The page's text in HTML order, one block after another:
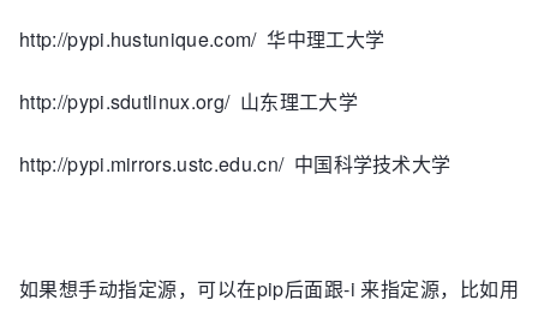
http://pypi.hustunique.com/ 华中理工大学
http://pypi.sdutlinux.org/ 山东理工大学
http://pypi.mirrors.ustc.edu.cn/ 中国科学技术大学
如果想手动指定源，可以在pip后面跟-i 来指定源，比如用